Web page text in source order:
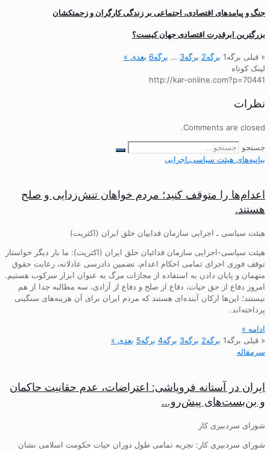
جنگ و پیامدهای اقتصادی، اجتماعی بر زندگی کارگران و زحمتکشان
بزرگترین ابرقدرت اقتصادی جهان کیست؟
« قبلی برگه1 برگه2 برگه3
… برگه6 بعدی »
لینک کوتاه
http://kar-online.com?p=70441
نظرات
Comments are closed.
جستجو
بیانیه‌های هیئت‌ سیاسی‌ـ‌اجرایی
اعدام‌ها را متوقف کنید؛ مردم خواهان تنش‌زدایی و صلح
هستند.
هیئت سیاسی ـ اجرایی سازمان فداییان خلق ایران (اکثریت)
هیئت سیاسی-اجرایی سازمان فدائیان خلق ایران (اکثریت): ما بار دیگر خواستار
توقف فوری اجرای تمامی احکام اعدام، تضمین دادرسی عادلانه، رعایت حقوق
متهمان و پایان دادن به استفاده از مجازات مرگ به عنوان ابزار سرکوب هستیم.
امروز دفاع از حق حیات، دفاع از صلح و دفاع از آزادی، سه مطالبه جدا از هم
نیستند؛ این‌ها ارکان آینده‌ای هستند که مردم ایران برای آن هزینه‌های سنگینی
پرداخته‌اند.
ادامه »
« قبلی برگه1 برگه2 برگه3 برگه4 برگه5 بعدی »
سرمقاله
ایران در آستانه فروپاشی: اعتراضات، عدم حقانیت حاکمان
و بن‌بست‌های پیش‌رو…
شورای سردبیری کار
شورای سردبیری کار: تجربه تمامی طول دوران حیات حکومت اسلامی نشان